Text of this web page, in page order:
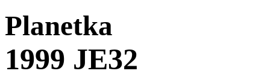
Planetka
1999 JE32